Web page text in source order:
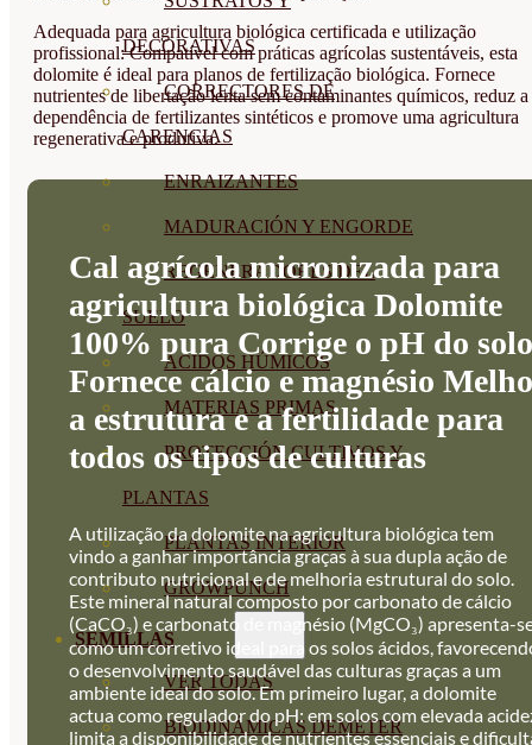
DECORATIVAS
CORRECTORES DE
CARENCIAS
ENRAIZANTES
MADURACIÓN Y ENGORDE
REGENERADORES DEL
SUELO
ÁCIDOS HÚMICOS
MATERIAS PRIMAS
PROTECCIÓN CULTIVOS Y
PLANTAS
PLANTAS INTERIOR
GROWPUNCH
SEMILLAS
VER TODAS
BIODINÁMICAS DEMETER
Adequada para agricultura biológica certificada e utilização
profissional: Compatível com práticas agrícolas sustentáveis, esta
dolomite é ideal para planos de fertilização biológica. Fornece
nutrientes de libertação lenta sem contaminantes químicos, reduz a
dependência de fertilizantes sintéticos e promove uma agricultura
regenerativa e produtiva.
Cal agrícola micronizada para
agricultura biológica Dolomite
100% pura Corrige o pH do solo
Fornece cálcio e magnésio
a estrutura e a fertilidade para
todos os tipos de culturas
A utilização da dolomite na agricultura biológica tem
vindo a ganhar importância graças à sua dupla ação de
contributo nutricional e de melhoria estrutural do solo.
Este mineral natural composto por carbonato de cálcio
(CaCO₃) e carbonato de magnésio (MgCO₃) apresenta-
como um corretivo ideal para os solos ácidos,
o desenvolvimento saudável das culturas graças a um
ambiente ideal do solo. Em primeiro lugar, a dolomite
actua como regulador do pH: em solos com elevada
limita a disponibilidade de nutrientes essenciais e